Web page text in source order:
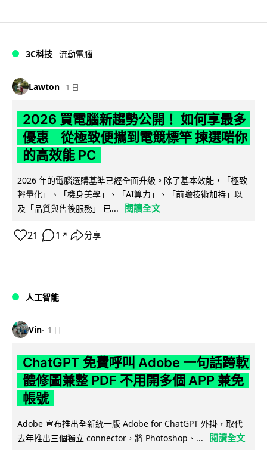
3C科技 流動電腦
Lawton 1 日
2026 買電腦新趨勢公開！ 如何享最多
優惠 從極致便攜到電競標竿 揀選啱你
的高效能 PC
2026 年的電腦選購基準已經全面升級。除了基本效能，「極致
輕量化」、「機身美學」、「AI算力」、「前瞻技術加持」以
及「品質與售後服務」 已...
閱讀全文
21 1 ↗ 分享
人工智能
Vin 1 日
ChatGPT 免費呼叫 Adobe 一句話跨軟
體修圖兼整 PDF 不用開多個 APP 兼免
帳號
Adobe 宣布推出全新統一版 Adobe for ChatGPT 外掛，取代
去年推出三個獨立 connector，將 Photoshop、...
閱讀全文